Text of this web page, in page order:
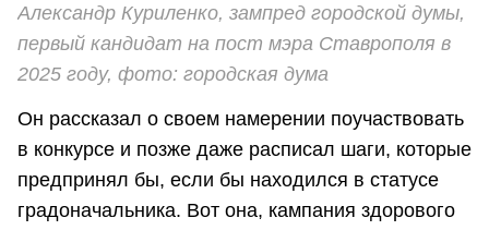
Александр Куриленко, зампред городской думы,
первый кандидат на пост мэра Ставрополя в
2025 году, фото: городская дума
Он рассказал о своем намерении поучаствовать
в конкурсе и позже даже расписал шаги, которые
предпринял бы, если бы находился в статусе
градоначальника. Вот она, кампания здорового